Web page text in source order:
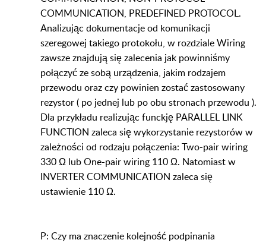
COMMUNICATION, PREDEFINED PROTOCOL.
Analizując dokumentacje od komunikacji
szeregowej takiego protokołu, w rozdziale Wiring
zawsze znajdują się zalecenia jak powinniśmy
połączyć ze sobą urządzenia, jakim rodzajem
przewodu oraz czy powinien zostać zastosowany
rezystor ( po jednej lub po obu stronach przewodu ).
Dla przykładu realizując funckję PARALLEL LINK
FUNCTION zaleca się wykorzystanie rezystorów w
zależności od rodzaju połączenia: Two-pair wiring
330 Ω lub One-pair wiring 110 Ω. Natomiast w
INVERTER COMMUNICATION zaleca się
ustawienie 110 Ω.
P: Czy ma znaczenie kolejność podpinania